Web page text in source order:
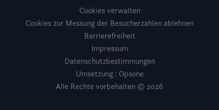
Alle Rechte vorbehalten © 2026
Cookies verwalten
Cookies zur Messung der Besucherzahlen ablehnen
Barrierefreiheit
Impressum
Datenschutzbestimmungen
Umsetzung : Opsone